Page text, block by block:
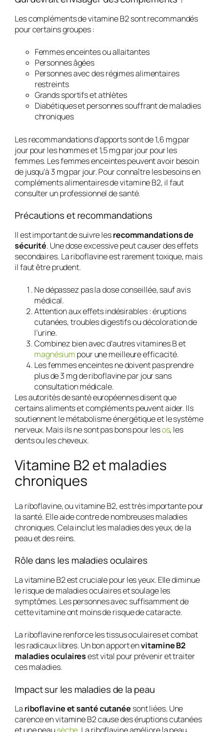
Les compléments de vitamine B2 sont recommandés
pour certains groupes :
Femmes enceintes ou allaitantes
Personnes âgées
Personnes avec des régimes alimentaires
restreints
Grands sportifs et athlètes
Diabétiques et personnes souffrant de maladies
chroniques
Les recommandations d’apports sont de 1,6 mg par
jour pour les hommes et 1,5 mg par jour pour les
femmes. Les femmes enceintes peuvent avoir besoin
de jusqu’à 3 mg par jour. Pour connaître les besoins en
compléments alimentaires de vitamine B2, il faut
consulter un professionnel de santé.
Précautions et recommandations
Il est important de suivre lesrecommandations de
sécurité. Une dose excessive peut causer des effets
secondaires. La riboflavine est rarement toxique, mais
il faut être prudent.
Ne dépassez pas la dose conseillée, sauf avis
médical.
Attention aux effets indésirables : éruptions
cutanées, troubles digestifs ou décoloration de
l’urine.
Combinez bien avec d’autres vitamines B et
magnésium pour une meilleure efficacité.
Les femmes enceintes ne doivent pas prendre
plus de 3 mg de riboflavine par jour sans
consultation médicale.
Les autorités de santé européennes disent que
certains aliments et compléments peuvent aider. Ils
soutiennent le métabolisme énergétique et le système
nerveux. Mais ils ne sont pas bons pour lesos, les
dents ou les cheveux.
Vitamine B2 et maladies
chroniques
La riboflavine, ou vitamine B2, est très importante pour
la santé. Elle aide contre de nombreuses maladies
chroniques. Cela inclut les maladies des yeux, de la
peau et des reins.
Rôle dans les maladies oculaires
La vitamine B2 est cruciale pour les yeux. Elle diminue
le risque de maladies oculaires et soulage les
symptômes. Les personnes avec suffisamment de
cette vitamine ont moins de risque de cataracte.
La riboflavine renforce les tissus oculaires et combat
les radicaux libres. Un bon apport envitamine B2
maladies oculairesest vital pour prévenir et traiter
ces maladies.
Impact sur les maladies de la peau
La riboflavine et santé cutanée sont liées. Une
carence en vitamine B2 cause des éruptions cutanées